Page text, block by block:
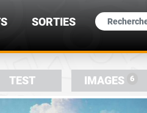
SORTIES
TEST IMAGES 6